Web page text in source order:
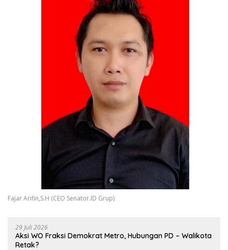
Fajar Arifin,S.H (CEO Senator.ID Grup)
29 Juli 2026
Aksi WO Fraksi Demokrat Metro, Hubungan PD – Walikota
Retak?